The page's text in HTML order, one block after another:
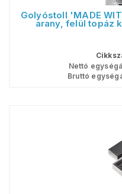
Golyóstoll 'MADE
arany, felül topáz
Nettó
Bruttó